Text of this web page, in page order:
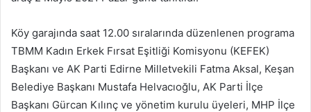
Köy garajında saat 12.00 sıralarında düzenlenen programa
TBMM Kadın Erkek Fırsat Eşitliği Komisyonu (KEFEK)
Başkanı ve AK Parti Edirne Milletvekili Fatma Aksal, Keşan
Belediye Başkanı Mustafa Helvacıoğlu, AK Parti İlçe
Başkanı Gürcan Kılınç ve yönetim kurulu üyeleri, MHP İlçe